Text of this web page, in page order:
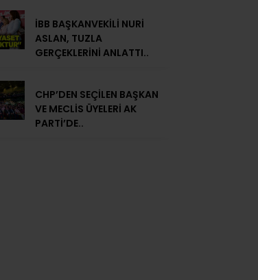
İBB BAŞKANVEKİLİ NURİ
ASLAN, TUZLA
GERÇEKLERİNİ ANLATTI..
CHP’DEN SEÇİLEN BAŞKAN
VE MECLİS ÜYELERİ AK
PARTİ’DE..